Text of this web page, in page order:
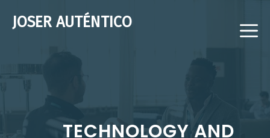
JOSER AUTÉNTICO
TECHNOLOGY AND